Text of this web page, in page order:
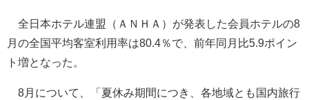
全日本ホテル連盟（ＡＮＨＡ）が発表した会員ホテルの8
月の全国平均客室利用率は80.4％で、前年同月比5.9ポイン
ト増となった。
8月について、「夏休み期間につき、各地域とも国内旅行